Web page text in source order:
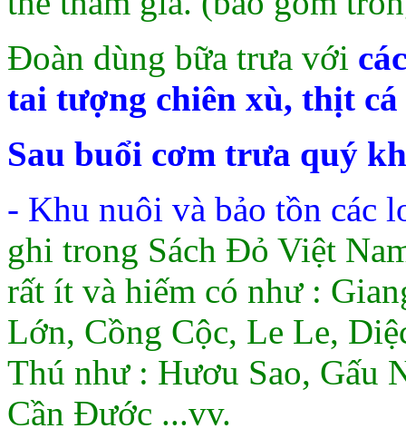
Đoàn dùng bữa trưa với
tai tượng chiên xù, thịt
Sau buổi cơm trưa quý
- Khu nuôi và bảo tồn các
ghi trong Sách Đỏ Việt
rất ít và hiếm có như :
Lớn, Cồng Cộc, Le Le,
Thú như : Hươu Sao, Gấu
Cần Đước ...vv.